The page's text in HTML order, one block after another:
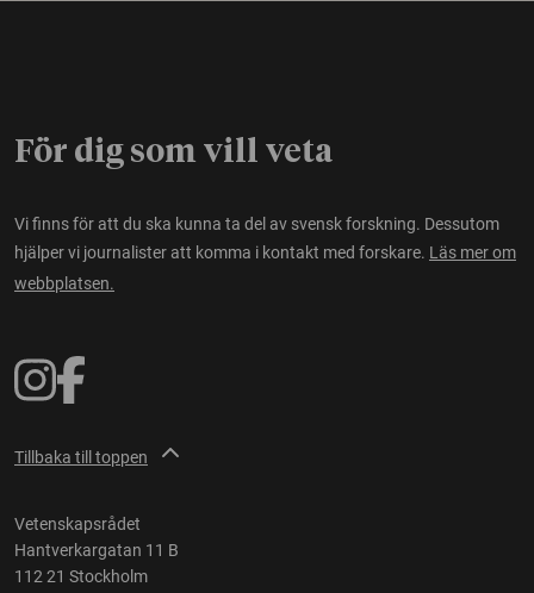
För dig som vill veta
Vi finns för att du ska kunna ta del av svensk forskning. Dessutom
hjälper vi journalister att komma i kontakt med forskare. Läs mer om
webbplatsen.
Tillbaka till toppen
Vetenskapsrådet
Hantverkargatan 11 B
112 21 Stockholm